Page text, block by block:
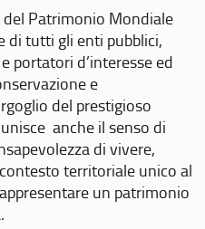
del Patrimonio Mondiale
di tutti gli enti pubblici,
portatori d’interesse ed
e
del prestigioso
anche il senso di
di vivere,
territoriale unico al
un patrimonio